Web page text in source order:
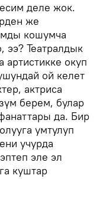
деле жок.
же
кошумча
ээ? Театралдык
окуп
ой келет
актриса
берем, булар
да. Бир
умтулуп
учурда
эле эл
куштар